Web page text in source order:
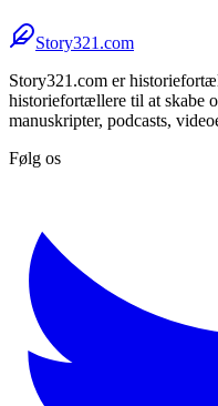
Story321.com
Story321.com er
historiefortællere til at skabe
manuskripter, podcasts,
Følg os